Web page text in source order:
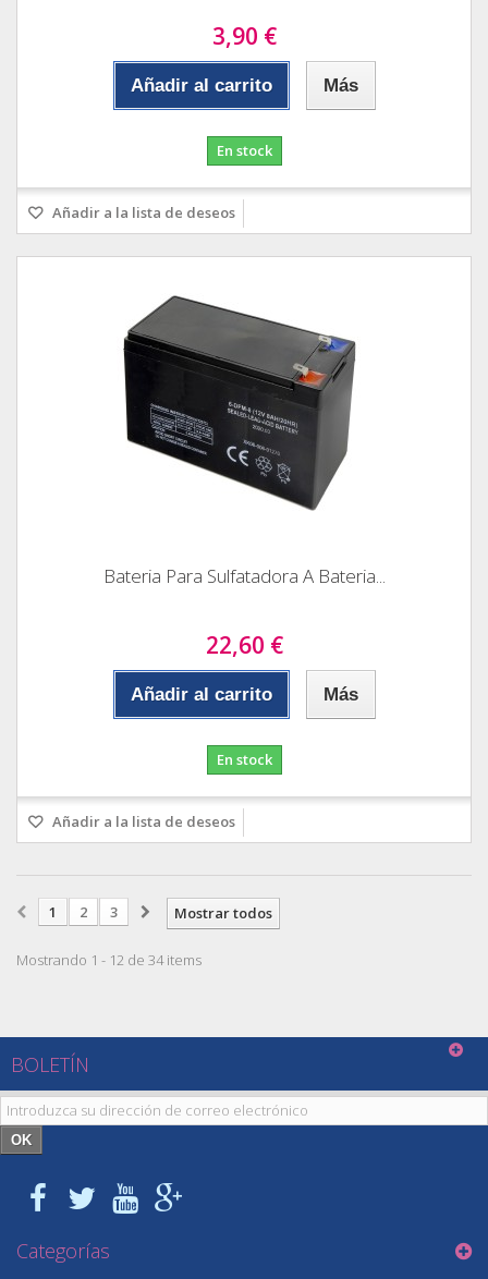
3,90 €
Añadir al carrito Más
En stock
Añadir a la lista de deseos
Bateria Para Sulfatadora A Bateria...
22,60 €
Añadir al carrito Más
En stock
Añadir a la lista de deseos
Mostrar todos
1 2 3
Mostrando 1 - 12 de 34 items
BOLETÍN
OK
Categorías